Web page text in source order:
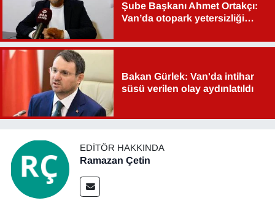
Şube Başkanı Ahmet Ortakçı:
Van’da otopark yetersizliği
Bakan Gürlek: Van'da intihar
süsü verilen olay aydınlatıldı
EDITÖR HAKKINDA
Ramazan Çetin